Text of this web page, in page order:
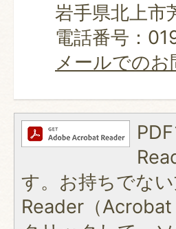
岩手県北上市
電話番号：
メールでの
す。お持ちでな
Reader（